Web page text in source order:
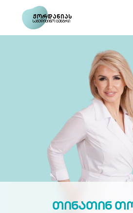
სამედიცინო ცენტრი
ჟორდანიას
თინათინ